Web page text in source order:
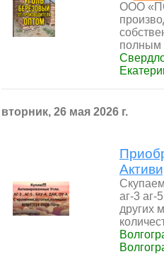
ООО
полным
вторник, 26 мая 2026 г.
аг-3 аг-
других